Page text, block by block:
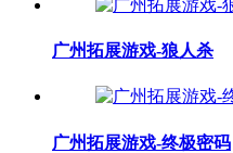
广州拓展游戏-狼人杀
广州拓展游戏-终极密码